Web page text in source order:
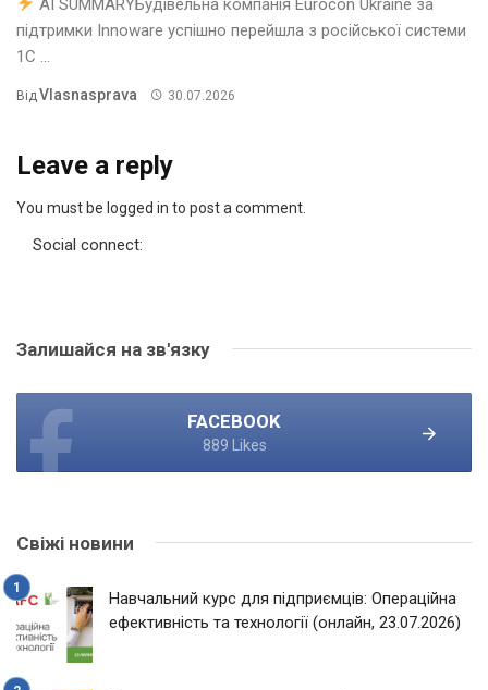
підтримки Innoware успішно перейшла з російської системи
1С ...
Від Vlasnasprava 30.07.2026
Leave a reply
You must be logged in to post a comment.
Social connect:
Залишайся на зв'язку
FACEBOOK
889 Likes
Свіжі новини
Навчальний курс для підприємців: Операційна
ефективність та технології (онлайн, 23.07.2026)